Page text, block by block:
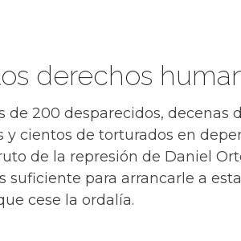
derechos
de 200 desparecidos,
cientos de torturados en
de la represión de Daniel
suficiente para arrancarle a
cese la ordalía.